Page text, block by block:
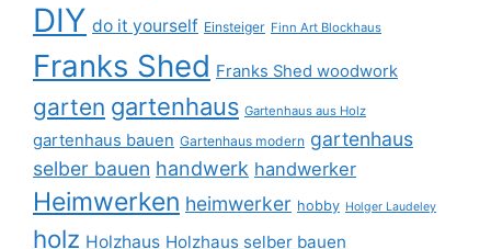
DIY do it yourself Einsteiger Finn Art Blockhaus
Franks Shed Franks Shed woodwork
garten gartenhaus Gartenhaus aus Holz
gartenhaus bauen Gartenhaus modern gartenhaus
selber bauen handwerk handwerker
Heimwerken heimwerker hobby Holger Laudeley
holz Holzhaus Holzhaus selber bauen